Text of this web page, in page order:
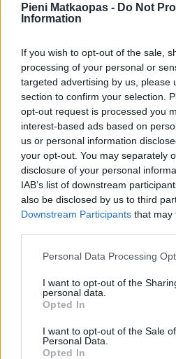
Pieni Matkaopas - Do Not
Information
If you wish to opt-out of the sale,
processing of your personal or
targeted advertising by us, please
section to confirm your selection.
opt-out request is processed you
interest-based ads based on
us or personal information
your opt-out. You may separately
disclosure of your personal
IAB’s list of downstream
also be disclosed by us to third
Downstream Participants that may
Personal Data Processing
I want to opt-out of the
personal data.
Opted In
I want to opt-out of the Sale
Personal Data.
Opted In
www. villa-aamutahti.com
Yöpyminen Hyvä kesäisin
Hyvä lapsiperheille
Kerro oma
Lisää oma vinkkisi
ruokapaikasta, tapahtumasta,
tahansa kokemisen arvoisesta